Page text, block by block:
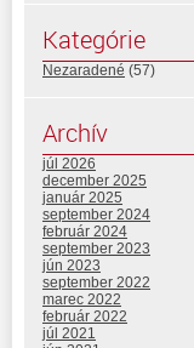
Kategórie
Nezaradené (57)
Archív
júl 2026
december 2025
január 2025
september 2024
február 2024
september 2023
jún 2023
september 2022
marec 2022
február 2022
júl 2021